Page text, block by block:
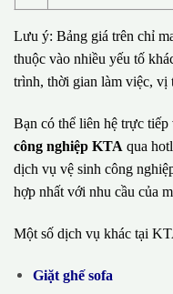
Lưu ý: Bảng giá trên chỉ
thuộc vào nhiều yếu tố
trình, thời gian làm việc,
Bạn có thể liên hệ trực tiếp
công nghiệp KTA qua
dịch vụ vệ sinh công
hợp nhất với nhu cầu của
Một số dịch vụ khác tại
Giặt ghế sofa